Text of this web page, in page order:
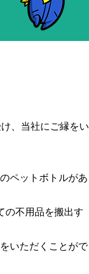
、当社にご縁をい
ペットボトルがあ
の不用品を搬出す
いただくことがで